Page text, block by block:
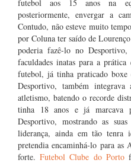
futebol aos 15 anos na
posteriormente, envergar a
Contudo, não esteve muito
por Coluna ter saído de
poderia fazê-lo no
faculdades inatas para a
futebol, já tinha praticado
Desportivo, também
atletismo, batendo o recorde
tinha 18 anos e já marcava
Desportivo, mostrando as
liderança, ainda em tão tenra
pretendia encaminhá-lo para as
forte.Futebol Clube do Porto